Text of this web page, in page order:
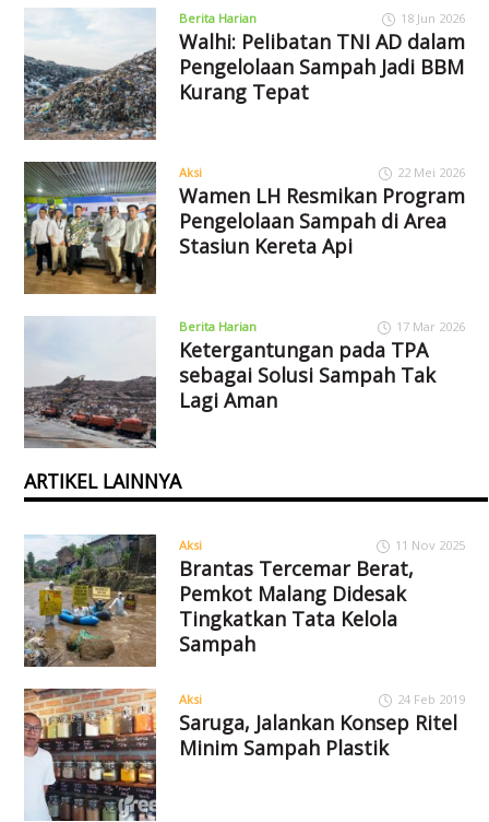
Berita Harian 18 Jun 2026
Walhi: Pelibatan TNI AD dalam
Pengelolaan Sampah Jadi BBM
Kurang Tepat
Aksi 22 Mei 2026
Wamen LH Resmikan Program
Pengelolaan Sampah di Area
Stasiun Kereta Api
Berita Harian 17 Mar 2026
Ketergantungan pada TPA
sebagai Solusi Sampah Tak
Lagi Aman
ARTIKEL LAINNYA
Aksi 11 Nov 2025
Brantas Tercemar Berat,
Pemkot Malang Didesak
Tingkatkan Tata Kelola
Sampah
Aksi 24 Feb 2019
Saruga, Jalankan Konsep Ritel
Minim Sampah Plastik